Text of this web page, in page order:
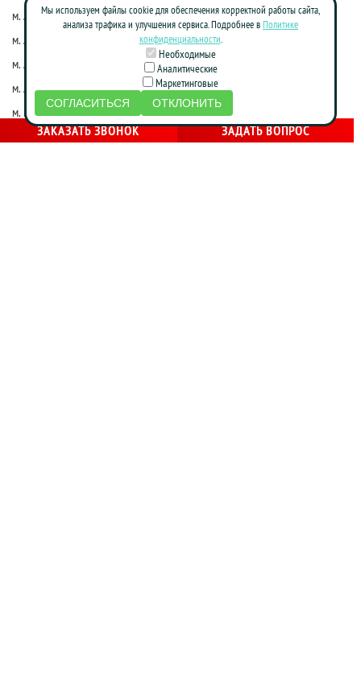
м. Алексеевская
м. Алма-Атинская
м. Алтуфьево
м. Аннино
м. Бабушкинская
м. Достоевская
м. Киевская
м. Коломенская
м. Краснопресненская
м. Красные ворота
м. Марксистская
м. Маяковская
ЗАКАЗАТЬ ЗВОНОК ЗАДАТЬ ВОПРОС
Мы используем файлы cookie для обеспечения корректной работы сайта,
анализа трафика и улучшения сервиса. Подробнее вПолитике
конфиденциальности.
Необходимые
Аналитические
Маркетинговые
СОГЛАСИТЬСЯ ОТКЛОНИТЬ